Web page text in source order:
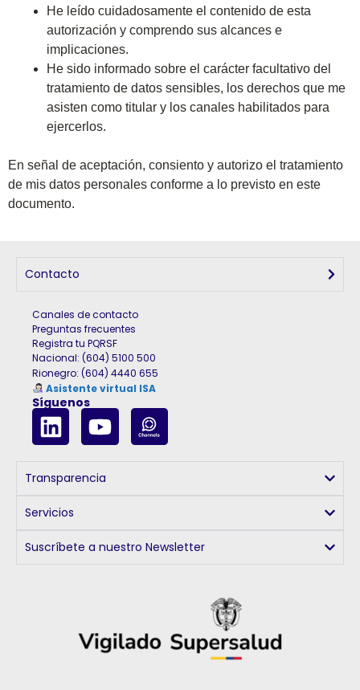
He leído cuidadosamente el contenido de esta
autorización y comprendo sus alcances e
implicaciones.
He sido informado sobre el carácter facultativo del
tratamiento de datos sensibles, los derechos que me
asisten como titular y los canales habilitados para
ejercerlos.
En señal de aceptación, consiento y autorizo el tratamiento
de mis datos personales conforme a lo previsto en este
documento.
Contacto
Canales de contacto
Preguntas frecuentes
Registra tu PQRSF
Nacional: (604) 5100 500
Rionegro: (604) 4440 655
Asistente virtual ISA
Síguenos
Transparencia
Servicios
Suscríbete a nuestro Newsletter